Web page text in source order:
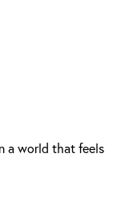
a world that feels